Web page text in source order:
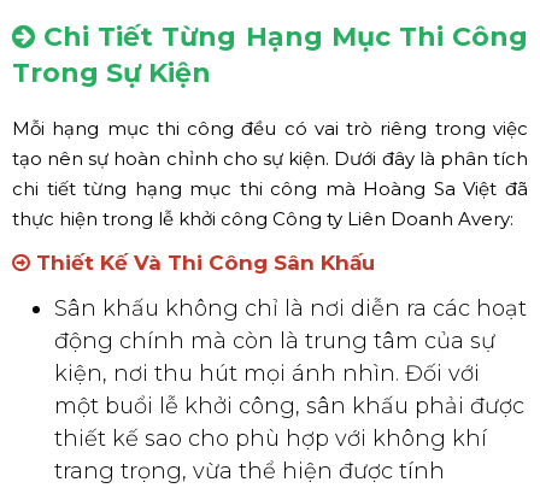
Chi Tiết Từng Hạng Mục Thi Công
Trong Sự Kiện
Mỗi hạng mục thi công đều có vai trò riêng trong việc
tạo nên sự hoàn chỉnh cho sự kiện. Dưới đây là phân tích
chi tiết từng hạng mục thi công mà Hoàng Sa Việt đã
thực hiện trong lễ khởi công Công ty Liên Doanh Avery:
Thiết Kế Và Thi Công Sân Khấu
Sân khấu không chỉ là nơi diễn ra các hoạt
động chính mà còn là trung tâm của sự
kiện, nơi thu hút mọi ánh nhìn. Đối với
một buổi lễ khởi công, sân khấu phải được
thiết kế sao cho phù hợp với không khí
trang trọng, vừa thể hiện được tính